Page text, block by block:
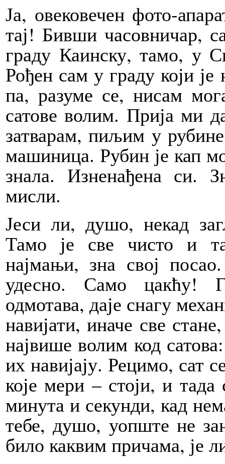
Ја, овековечен фото-
тај! Бивши часовничар,
граду Каинску, тамо, у
Рођен сам у граду који
па, разуме се, нисам
сатове волим. Прија ми
затварам, пиљим у
машиница. Рубин је кап
знала. Изненађена си.
мисли.
Јеси ли, душо, некад
Тамо је све чисто и
најмањи, зна свој
удесно. Само цакћу!
одмотава, даје снагу
навијати, иначе све
највише волим код
их навијају. Рецимо, сат
које мери – стоји, и
минута и секунди, кад
тебе, душо, уопште не
било каквим причама, је